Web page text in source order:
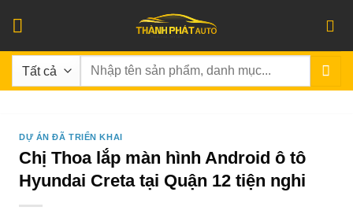
qua
nội
dung
Tìm
DỰ ÁN ĐÃ TRIỂN KHAI
Chị Thoa lắp màn hình Android ô tô
Hyundai Creta tại Quận 12 tiện nghi